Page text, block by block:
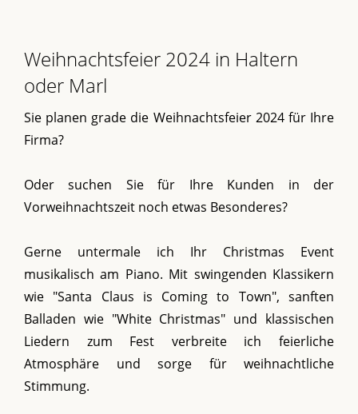
Weihnachtsfeier 2024 in Haltern
oder Marl
Sie planen grade die Weihnachtsfeier 2024 für Ihre
Firma?
Oder suchen Sie für Ihre Kunden in der
Vorweihnachtszeit noch etwas Besonderes?
Gerne untermale ich Ihr Christmas Event
musikalisch am Piano. Mit swingenden Klassikern
wie "Santa Claus is Coming to Town", sanften
Balladen wie "White Christmas" und klassischen
Liedern zum Fest verbreite ich feierliche
Atmosphäre und sorge für weihnachtliche
Stimmung.